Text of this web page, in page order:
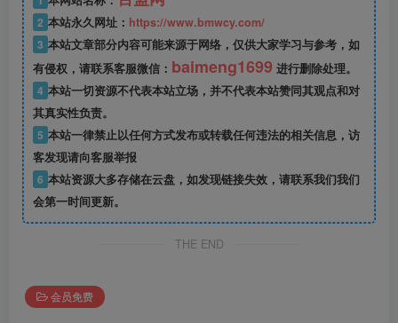
2 本站永久网址： https://www.bmwcy.com/
3 本站文章部分内容可能来源于网络，仅供大家学习与参考，如
有侵权，请联系客服微信： baimeng1699 进行删除处理。
4 本站一切资源不代表本站立场，并不代表本站赞同其观点和对
其真实性负责。
5 本站一律禁止以任何方式发布或转载任何违法的相关信息，访
客发现请向客服举报
6 本站资源大多存储在云盘，如发现链接失效，请联系我们我们
会第一时间更新。
THE END
会员免费